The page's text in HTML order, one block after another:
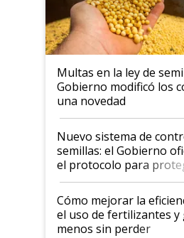
Multas en la ley de
Gobierno modificó los
una novedad
Nuevo sistema de
semillas: el Gobierno
el protocolo para
propiedad intelectual
Cómo mejorar la
el uso de fertilizantes y
menos sin perder